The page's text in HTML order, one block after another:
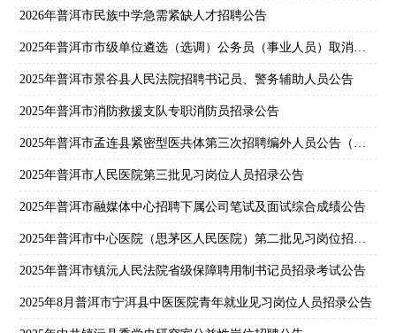
2026年普洱市民族中学急需紧缺人才招聘公告
2025年普洱市市级单位遴选（选调）公务员（事业人员）取消职位公告
2025年普洱市景谷县人民法院招聘书记员、警务辅助人员公告
2025年普洱市消防救援支队专职消防员招录公告
2025年普洱市孟连县紧密型医共体第三次招聘编外人员公告（一）
2025年普洱市人民医院第三批见习岗位人员招录公告
2025年普洱市融媒体中心招聘下属公司笔试及面试综合成绩公告
2025年普洱市中心医院（思茅区人民医院）第二批见习岗位招录公告
2025年普洱市镇沅人民法院省级保障聘用制书记员招录考试公告
2025年8月普洱市宁洱县中医医院青年就业见习岗位人员招录公告